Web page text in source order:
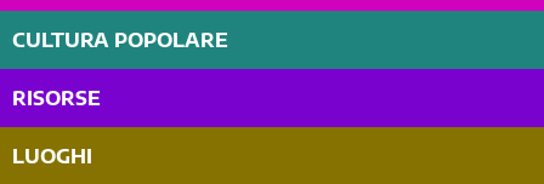
CULTURA POPOLARE
RISORSE
LUOGHI